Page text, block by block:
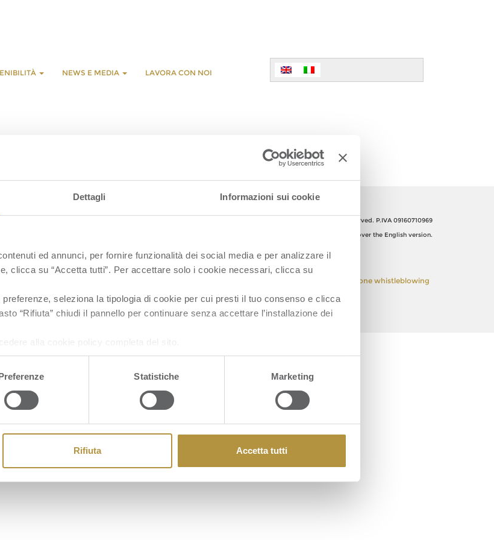
Dettagli Informazioni sui cookie
ed annunci, per fornire funzionalità dei social media e per analizzare il
clicca su “Accetta tutti”. Per accettare solo i cookie necessari, clicca su
seleziona la tipologia di cookie per cui presti il tuo consenso e clicca
“Rifiuta” chiudi il pannello per continuare senza accettare l’installazione dei
alla cookie policy completa del sito.
Statistiche Marketing
Rifiuta Accetta tutti
NEWS E MEDIA LAVORA CON NOI
Orsero SpA, Italy. All Rights reserved. P.IVA 09160710969
The Italian text shall prevail over the English version.
Segnalazione whistleblowing